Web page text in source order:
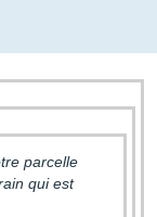
parcelle
qui est